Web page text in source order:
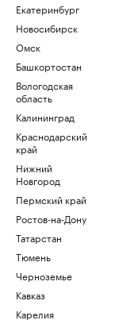
Екатеринбург
Новосибирск
Омск
Башкортостан
Вологодская
область
Калининград
Краснодарский
край
Нижний
Новгород
Пермский край
Ростов-на-Дону
Татарстан
Тюмень
Черноземье
Кавказ
Карелия